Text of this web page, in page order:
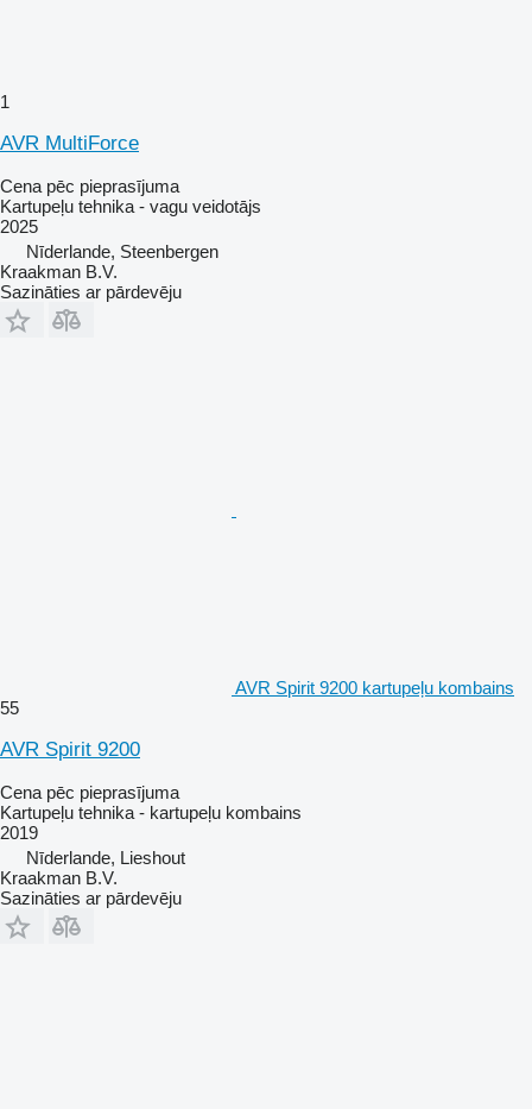
1
AVR MultiForce
Cena pēc pieprasījuma
Kartupeļu tehnika - vagu veidotājs
2025
Nīderlande, Steenbergen
Kraakman B.V.
Sazināties ar pārdevēju
AVR Spirit 9200 kartupeļu kombains
55
AVR Spirit 9200
Cena pēc pieprasījuma
Kartupeļu tehnika - kartupeļu kombains
2019
Nīderlande, Lieshout
Kraakman B.V.
Sazināties ar pārdevēju